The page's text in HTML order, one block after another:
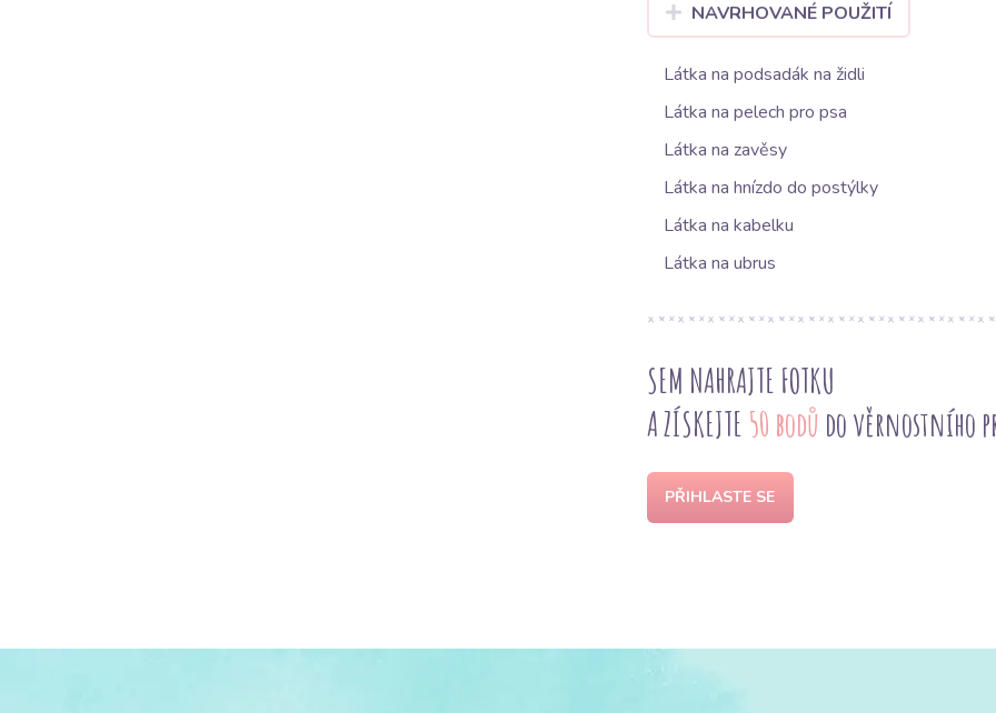
NAVRHOVANÉ POUŽITÍ
Látka na podsadák na židli
Látka na pelech pro psa
Látka na zavěsy
Látka na hnízdo do postýlky
Látka na kabelku
Látka na ubrus
SEM NAHRAJTE FOTKU
A ZÍSKEJTE 50 bodů do věrnostního
PŘIHLASTE SE